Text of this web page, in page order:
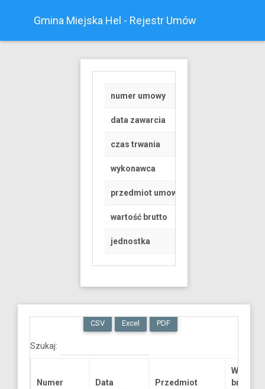
Gmina Miejska Hel - Rejestr Umów
numer umowy
data zawarcia
czas trwania
wykonawca
przedmiot umowy
wartość brutto
jednostka
CSV Excel PDF
Szukaj:
Numer
Data
Przedmiot
Wartość
brutto